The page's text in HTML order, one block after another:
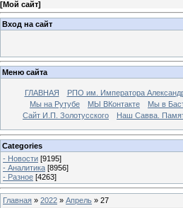
[Мой сайт]
Вход на сайт
Меню сайта
ГЛАВНАЯ РПО им. Императора
Мы на Рутубе
МЫ ВКонтакте Мы в
Сайт И.П. Золотусского
Наш Савва.
Categories
- Новости [9195]
- Аналитика [8956]
- Разное [4263]
Главная » 2022 » Апрель » 27